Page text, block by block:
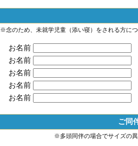
※念のため、未就学児童（添い寝）をされる方に
お名前
お名前
お名前
お名前
お名前
ご同
※多頭同伴の場合でサイズの